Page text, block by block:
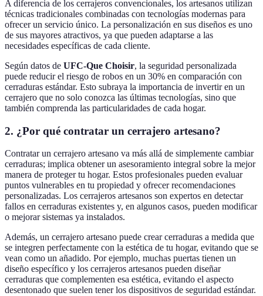
A diferencia de los cerrajeros convencionales, los artesanos utilizan
técnicas tradicionales combinadas con tecnologías modernas para
ofrecer un servicio único. La personalización en sus diseños es uno
de sus mayores atractivos, ya que pueden adaptarse a las
necesidades específicas de cada cliente.
Según datos de UFC-Que Choisir, la seguridad personalizada
puede reducir el riesgo de robos en un 30% en comparación con
cerraduras estándar. Esto subraya la importancia de invertir en un
cerrajero que no solo conozca las últimas tecnologías, sino que
también comprenda las particularidades de cada hogar.
2. ¿Por qué contratar un cerrajero artesano?
Contratar un cerrajero artesano va más allá de simplemente cambiar
cerraduras; implica obtener un asesoramiento integral sobre la mejor
manera de proteger tu hogar. Estos profesionales pueden evaluar
puntos vulnerables en tu propiedad y ofrecer recomendaciones
personalizadas. Los cerrajeros artesanos son expertos en detectar
fallos en cerraduras existentes y, en algunos casos, pueden modificar
o mejorar sistemas ya instalados.
Además, un cerrajero artesano puede crear cerraduras a medida que
se integren perfectamente con la estética de tu hogar, evitando que se
vean como un añadido. Por ejemplo, muchas puertas tienen un
diseño específico y los cerrajeros artesanos pueden diseñar
cerraduras que complementen esa estética, evitando el aspecto
desentonado que suelen tener los dispositivos de seguridad estándar.